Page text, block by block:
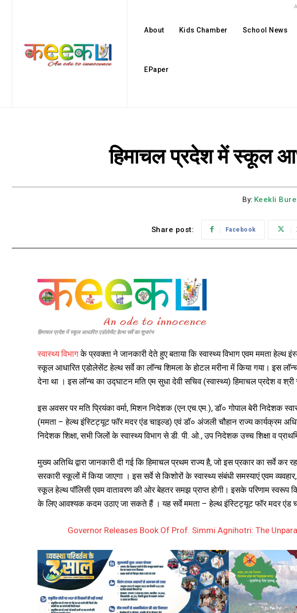
About Kids Chamber School News
EPaper
हिमाचल प्रदेश में स्कूल
By: Keekli
Share post: Facebook
हिमाचल प्रदेश में स्कूल आधारित एडोलेसेंट हेल्थ सर्वे का शुभारंभ
स्वास्थ्य विभागके प्रवक्ता ने जानकारी देते हुए बताया कि स्वास्थ्य विभाग एवम ममता हेल्थ
स्कूल आधारित एडोलेसेंट हेल्थ सर्वे का लॉन्च शिमला के होटल मरीना में किया गया। इस
देना था । इस लॉन्च का उद्घाटन मति एम सुधा देवी सचिव (स्वास्थ्य) हिमाचल प्रदेश व श्री
इस अवसर पर मति प्रियंका वर्मा, मिशन निदेशक (एन.एच.एम.), डॉ० गोपाल बेरी निदेशक
(ममता – हेल्थ इंस्टिट्यूट फॉर मदर एंड चाइल्ड) एवं डॉ० अंजली चौहान राज्य कार्यक्रम
निदेशक शिक्षा, सभी जिलों के स्वास्थ्य विभाग से डी. पी. ओ., उप निदेशक उच्च शिक्षा व
मुख्य अतिथि द्वारा जानकारी दी गई कि हिमाचल प्रथम राज्य है, जो इस प्रकार का सर्वे कर
सरकारी स्कूलों में किया जाएगा । इस सर्वे से किशोरों के स्वास्थ्य संबंधी समस्याएं एवम व्यवहार,
स्कूल हेल्थ पॉलिसी एवम वातावरण की ओर बेहतर समझ प्राप्त होगी। इसके परिणाम स्वरूप
के लिए आवश्यक कदम उठाए जा सकते हैं । यह सर्वे ममता – हेल्थ इंस्टिट्यूट फॉर मदर एंड
Governor Releases Book Of Prof. Simmi Agnihotri: The